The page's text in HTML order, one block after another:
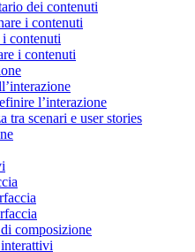
dei contenuti
i contenuti
contenuti
i contenuti
l’interazione
tra scenari e user stories
composizione